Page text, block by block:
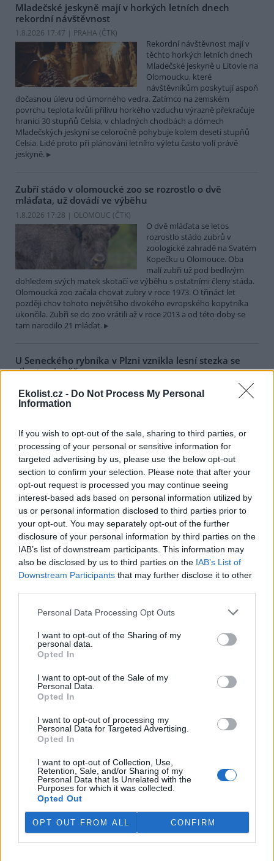
Ekolist.cz - Do Not Process My Personal
Information
If you wish to opt-out of the sale, sharing to third parties, or
processing of your personal or sensitive information for
targeted advertising by us, please use the below opt-out
section to confirm your selection. Please note that after your
opt-out request is processed you may continue seeing
interest-based ads based on personal information utilized by
us or personal information disclosed to third parties prior to
your opt-out. You may separately opt-out of the further
disclosure of your personal information by third parties on the
IAB’s list of downstream participants. This information may
also be disclosed by us to third parties on the IAB’s List of
Downstream Participants that may further disclose it to other
Personal Data Processing Opt Outs
I want to opt-out of the Sharing of my
personal data.
Opted In
I want to opt-out of the Sale of my
Personal Data.
Opted In
I want to opt-out of processing my
Personal Data for Targeted Advertising.
Opted In
I want to opt-out of Collection, Use,
Retention, Sale, and/or Sharing of my
Personal Data that Is Unrelated with the
Purposes for which it was collected.
Opted Out
OPT OUT FROM ALL CONFIRM
Mladečské jeskyně mají v horkých letních dnech
rekordní návštěvnost
1.8.2026 17:47 | PRAHA (ČTK)
Rekordní návštěvnost mají v
těchto horkých letních dnech
Mladečské jeskyně u Litovle na
Olomoucku, které
návštěvníkům poskytují aspoň
dočasnou úlevu od úmorného vedra. Zatímco na zemském
povrchu teplota kvůli přílivu horkého vzduchu výrazně překračuje
hranici 30 stupňů Celsia, v chladných chodbách a dómech
Mladečských jeskyní se celoročně pohybuje kolem deseti stupňů
Celsia. Lidé proto při plánování letního výletu často volí právě
jeskyně.
Zubří stádo v olomoucké zoo se rozrostlo o dvě
mláďata, už dovádí ve výběhu
1.8.2026 17:28 | OLOMOUC (ČTK)
O dvě mláďata se letos
rozrostlo stádo zubrů v
zoologické zahradě na Svatém
Kopečku u Olomouce. Oba
malí zubři už pod bedlivým
dohledem svých matek skotačí ve výběhu s ostatními členy stáda.
Olomoucká zoo začala chovat zubry v roce 1973. O třináct let
později chov tohoto největšího divokého evropského kopytníka
ukončila. Zubři se do zoo vrátili až v roce 2013 a od této doby se
tam narodilo 21 mláďat.
U Seneckého rybníka v Plzni vznikla lesní stezka se
siluetami zvěře
Plzeň zřídila v lesích u
seznamuje děti i dospělé s
obyvateli lesa. Využívá siluety
zvířat, QR kódy a mobilní aplikaci. Stezka je určena rodinám s dětmi
i dětským skupinám, které chodí do přírody. Za 244 000 korun ji
zajistila městská organizace Správa veřejného statku (SVS) města
Plzně, řekl ČTK vedoucí úseku lesů, zeleně a vodního hospodářství
SVS Richard Havelka.
Útulek pro zvířata v Lanškrouně shání peníze na péči o
osm zanedbaných psů
1.8.2026 16:55 | LANŠKROUN ( ČTK )
Útulek pro zvířata v
Lanškrouně shání peníze na
čínského chocholáče.
Náklady na péči přesáhnou 100 000 korun, uvedlo na svémwebu
zařízení, které je součástí sítě Pet Heroes.
Kvůli nízké hladině vody je zakázaný rybolov na nádrži
na Teplicku
Kvůli nízké hladině vody je
dočasně zakázaný rybolov na
umístili přístroje do Modlanské
nádrže ve stejném okresu. Vodu pomáhá provzdušňovat technika.
Loni v rybníku uhynuly čtyři tuny ryb. Kontroly kolem revírů jsou
přes léto častější, mnohdy se ale ztrátám předejít nedá. ČTK o tom
informoval mluvčí severočeských rybářů Jan Skalský.
V září začne dvouletá rozsáhlá oprava Veseckého